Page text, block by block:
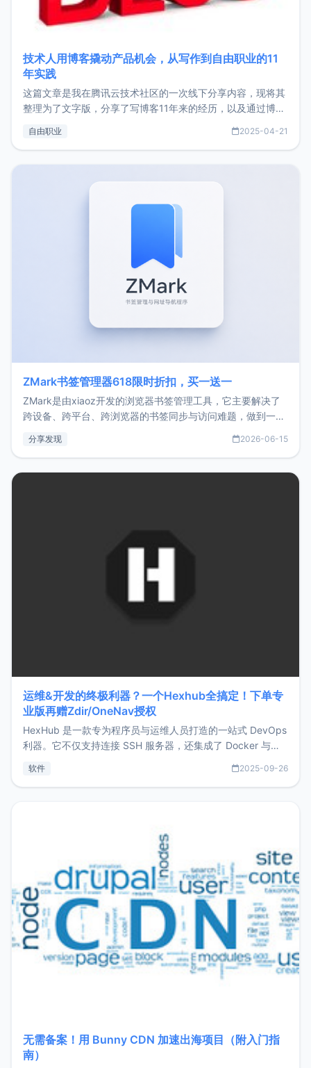
技术人用博客撬动产品机会，从写作到自由职业的11
年实践
这篇文章是我在腾讯云技术社区的一次线下分享内容，现将其
整理为了文字版，分享了写博客11年来的经历，以及通过博客
了我的首个产品ImgURL的真实数据和产品现状。自我介绍大
自由职业 2025-04-21
ZMark书签管理器618限时折扣，买一送一
ZMark是由xiaoz开发的浏览器书签管理工具，它主要解决了
跨设备、跨平台、跨浏览器的书签同步与访问难题，做到一处
用，让管理更高效。ZMark官网地址：
分享发现 2026-06-15
运维&开发的终极利器？一个Hexhub全搞定！下单专
业版再赠Zdir/OneNav授权
HexHub 是一款专为程序员与运维人员打造的一站式 DevOps
利器。它不仅支持连接 SSH 服务器，还集成了 Docker 与常
件间频繁切换，仅凭 HexHub 即可同时搞定运维与数据库操
软件 2025-09-26
无需备案！用 Bunny CDN 加速出海项目（附入门指
南）